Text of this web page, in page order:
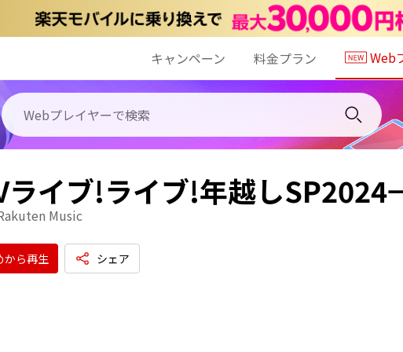
キャンペーン 料金プラン Web
ライブ!ライブ!年越し
Music
から再生 シェア